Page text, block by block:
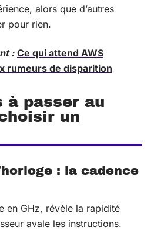
alors que d’autres
pour rien.
: Ce qui attend AWS
rumeurs de disparition
à passer au
un
: la cadence
en GHz, révèle la rapidité
avale les instructions.